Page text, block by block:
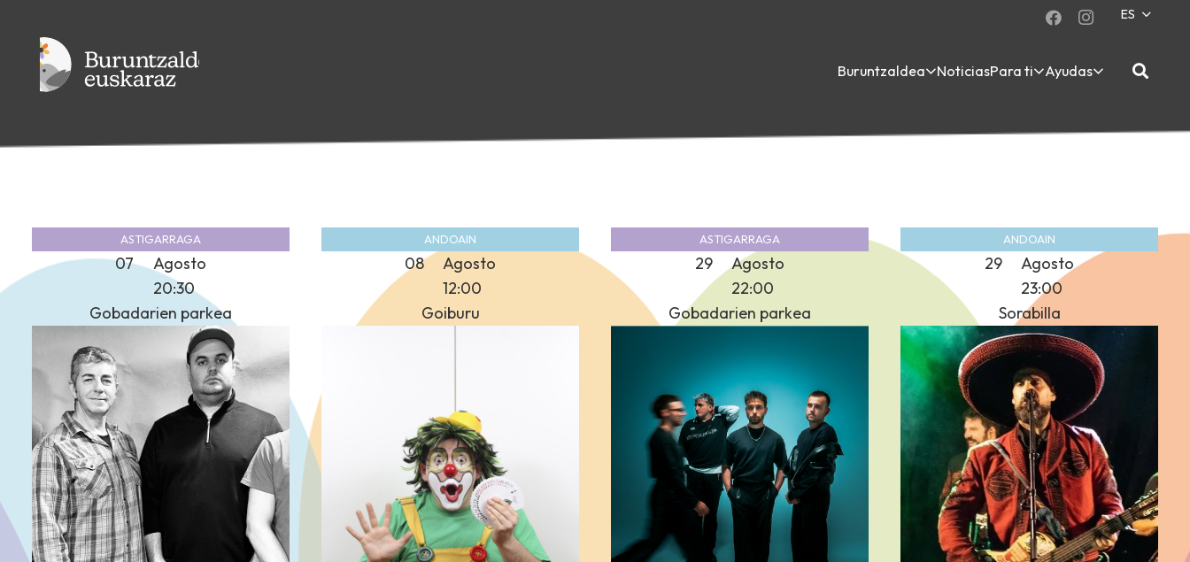
ES
Buruntzaldea NoticiasPara ti Ayudas
ASTIGARRAGA
07
Agosto
20:30
Gobadarien parkea
ANDOAIN
08
Agosto
12:00
Goiburu
ASTIGARRAGA
29
Agosto
22:00
Gobadarien parkea
ANDOAIN
29
Agosto
23:00
Sorabilla